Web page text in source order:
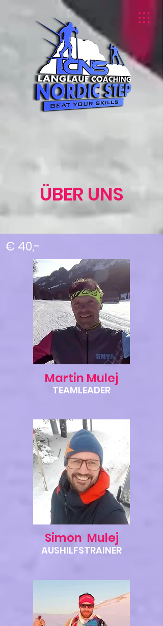
ÜBER UNS
€ 40,-
Martin Mulej
TEAMLEADER
Simon Mulej
AUSHILFSTRAINER